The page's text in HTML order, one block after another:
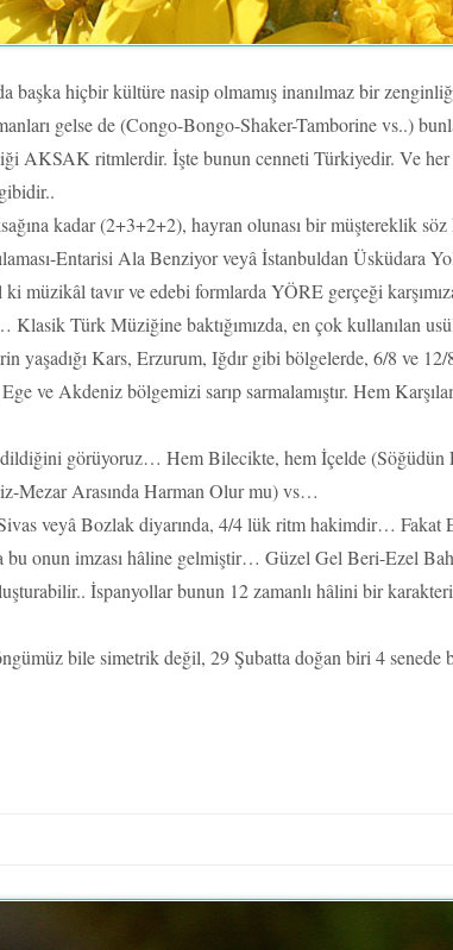
başka hiçbir kültüre nasip olmamış inanılmaz bir
gelse de (Congo-Bongo-Shaker-Tamborine vs..)
AKSAK ritmlerdir. İşte bunun cenneti Türkiyedir. Ve her
kadar (2+3+2+2), hayran olunası bir müştereklik
Entarisi Ala Benziyor veyâ İstanbuldan Üsküdara
müzikâl tavır ve edebi formlarda YÖRE gerçeği
Türk Müziğine baktığımızda, en çok kullanılan
yaşadığı Kars, Erzurum, Iğdır gibi bölgelerde, 6/8 ve
ve Akdeniz bölgemizi sarıp sarmalamıştır. Hem
edildiğini görüyoruz… Hem Bilecikte, hem İçelde
Mezar Arasında Harman Olur mu) vs…
veyâ Bozlak diyarında, 4/4 lük ritm hakimdir… Fakat
onun imzası hâline gelmiştir… Güzel Gel Beri-Ezel
İspanyollar bunun 12 zamanlı hâlini bir
bile simetrik değil, 29 Şubatta doğan biri 4